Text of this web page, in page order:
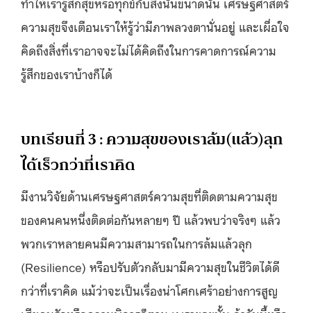
ความสุขจึงเตือนเราให้รู้ว่ามีภาพลวงตานั่นอยู่ และเผื่อใจ
คิดถึงสิ่งที่เราอาจจะไม่ได้คิดถึงในการคาดการณ์ความ
รู้สึกของเราบ้างก็ได้
บทเรียนที่ 3 : ความสุขของเราล้ม(แล้ว)ลุก
ได้เร็วกว่าที่เราคิด
มีงานวิจัยด้านเศรษฐศาสตร์ความสุขที่ติดตามความสุข
ของคนคนหนึ่งติดต่อกันหลายๆ ปี แล้วพบว่าจริงๆ แล้ว
พวกเราหลายคนมีความสามารถในการล้มแล้วลุก
(Resilience) หรือปรับตัวกลับมามีความสุขในชีวิตได้ดี
กว่าที่เราคิด แม้ว่าจะเป็นเรื่องน่าโศกเศร้าอย่างการสูญ